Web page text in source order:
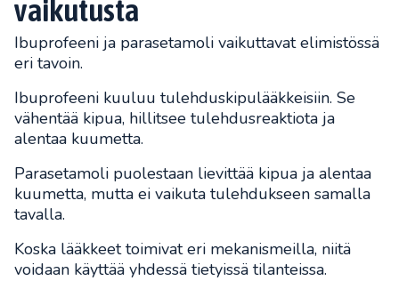
vaikutusta
Ibuprofeeni ja parasetamoli vaikuttavat elimistössä
eri tavoin.
Ibuprofeeni kuuluu tulehduskipulääkkeisiin. Se
vähentää kipua, hillitsee tulehdusreaktiota ja
alentaa kuumetta.
Parasetamoli puolestaan lievittää kipua ja alentaa
kuumetta, mutta ei vaikuta tulehdukseen samalla
tavalla.
Koska lääkkeet toimivat eri mekanismeilla, niitä
voidaan käyttää yhdessä tietyissä tilanteissa.